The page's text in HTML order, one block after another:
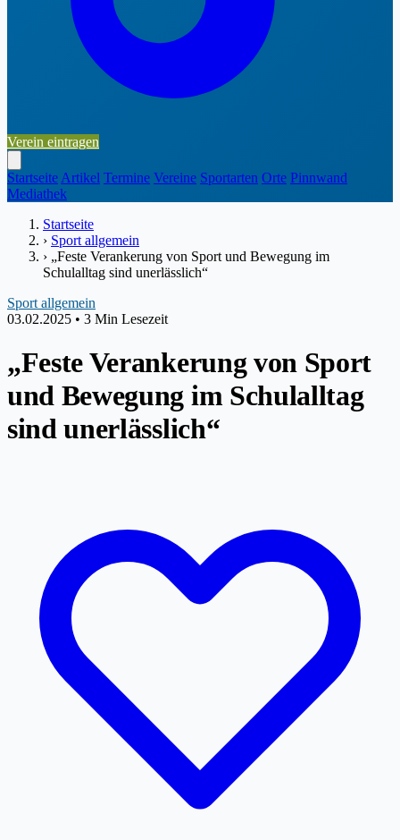
Verein eintragen
Startseite Artikel Termine Vereine Sportarten Orte Pinnwand
Mediathek
Startseite
› Sport allgemein
› „Feste Verankerung von Sport und Bewegung im
Schulalltag sind unerlässlich“
Sport allgemein
03.02.2025 • 3 Min Lesezeit
„Feste Verankerung von Sport
und Bewegung im Schulalltag
sind unerlässlich“